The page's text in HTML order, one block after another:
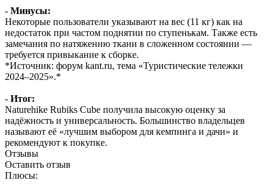
- Минусы:
Некоторые пользователи указывают на вес (11 кг) как на
недостаток при частом поднятии по ступенькам. Также есть
замечания по натяжению ткани в сложенном состоянии —
требуется привыкание к сборке.
*Источник: форум kant.ru, тема «Туристические тележки
2024–2025».*
- Итог:
Naturehike Rubiks Cube получила высокую оценку за
надёжность и универсальность. Большинство владельцев
называют её «лучшим выбором для кемпинга и дачи» и
рекомендуют к покупке.
Отзывы
Оставить отзыв
Плюсы: